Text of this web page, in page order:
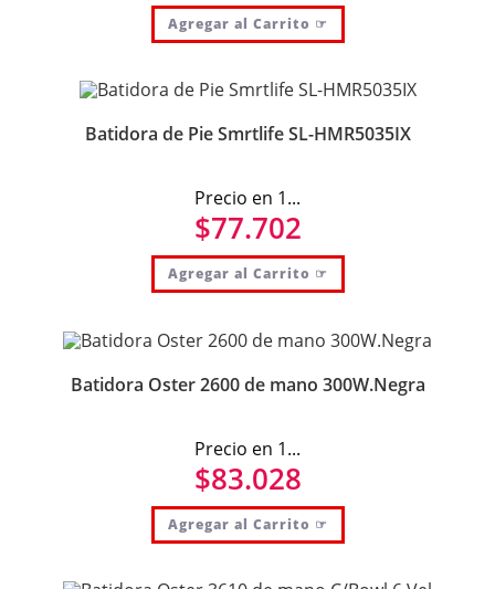
Agregar al Carrito ☞
Batidora de Pie Smrtlife SL-HMR5035IX
Precio en 1...
$77.702
Agregar al Carrito ☞
Batidora Oster 2600 de mano 300W.Negra
Precio en 1...
$83.028
Agregar al Carrito ☞